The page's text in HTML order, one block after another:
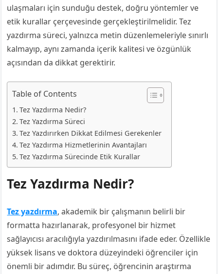
ulaşmaları için sunduğu destek, doğru yöntemler ve
etik kurallar çerçevesinde gerçekleştirilmelidir. Tez
yazdırma süreci, yalnızca metin düzenlemeleriyle sınırlı
kalmayıp, aynı zamanda içerik kalitesi ve özgünlük
açısından da dikkat gerektirir.
Table of Contents
Tez Yazdırma Nedir?
Tez Yazdırma Süreci
Tez Yazdırırken Dikkat Edilmesi Gerekenler
Tez Yazdırma Hizmetlerinin Avantajları
Tez Yazdırma Sürecinde Etik Kurallar
Tez Yazdırma Nedir?
Tez yazdırma, akademik bir çalışmanın belirli bir
formatta hazırlanarak, profesyonel bir hizmet
sağlayıcısı aracılığıyla yazdırılmasını ifade eder. Özellikle
yüksek lisans ve doktora düzeyindeki öğrenciler için
önemli bir adımdır. Bu süreç, öğrencinin araştırma